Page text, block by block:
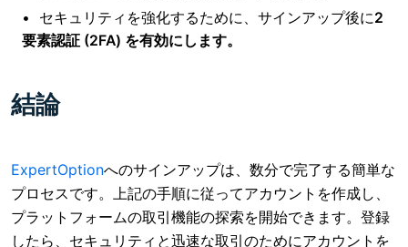
セキュリティを強化するために、サインアップ後に2
要素認証 (2FA) を有効にします。
結論
ExpertOptionへのサインアップは、 数分で完了する簡単な
プロセスです。上記の手順に従ってアカウントを作成し、
プラットフォームの取引機能の探索を開始できます。登録
したら、セキュリティと迅速な取引のためにアカウントを